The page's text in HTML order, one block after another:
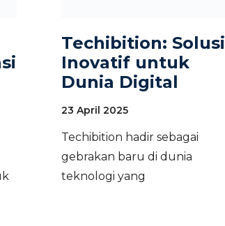
Techibition: Solusi
Inovatif untuk
Dunia Digital
23 April 2025
Techibition hadir sebagai
gebrakan baru di dunia
teknologi yang